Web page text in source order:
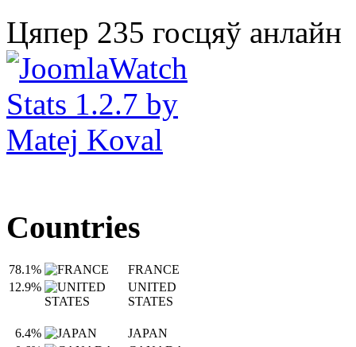
Цяпер 235 госцяў анлайн
Countries
78.1%
FRANCE
12.9%
UNITED
STATES
6.4%
JAPAN